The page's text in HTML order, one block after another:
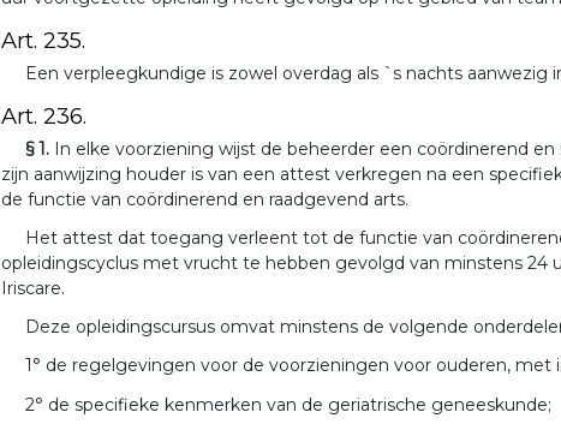
Art. 235.
Een verpleegkundige is zowel overdag als `s nachts aanwezig
Art. 236.
§ 1. In elke voorziening wijst de beheerder een coördinerend
zijn aanwijzing houder is van een attest verkregen na een
de functie van coördinerend en raadgevend arts.
Het attest dat toegang verleent tot de functie van
opleidingscyclus met vrucht te hebben gevolgd van minstens 24
Iriscare.
Deze opleidingscursus omvat minstens de volgende
1° de regelgevingen voor de voorzieningen voor ouderen,
2° de specifieke kenmerken van de geriatrische geneeskunde;